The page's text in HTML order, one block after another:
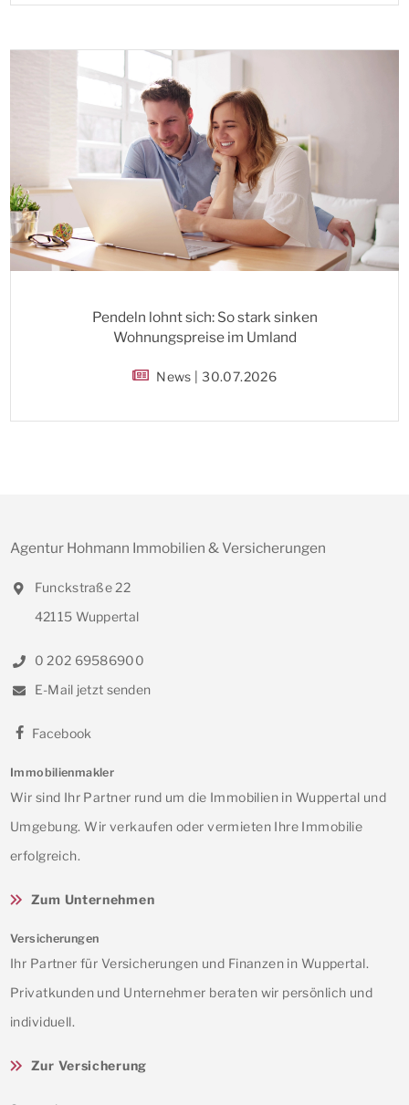
Pendeln lohnt sich: So stark sinken
Wohnungspreise im Umland
News | 30.07.2026
Agentur Hohmann Immobilien & Versicherungen
Funckstraße 22
42115 Wuppertal
0 202 69586900
E-Mail jetzt senden
Facebook
Immobilienmakler
Wir sind Ihr Partner rund um die Immobilien in Wuppertal und
Umgebung. Wir verkaufen oder vermieten Ihre Immobilie
erfolgreich.
Zum Unternehmen
Versicherungen
Ihr Partner für Versicherungen und Finanzen in Wuppertal.
Privatkunden und Unternehmer beraten wir persönlich und
individuell.
Zur Versicherung